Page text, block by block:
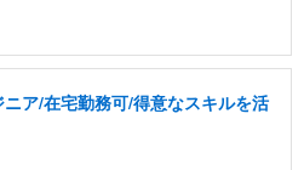
ア/在宅勤務可/得意なスキルを活